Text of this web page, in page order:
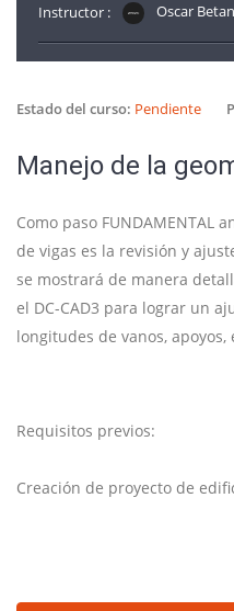
Instructor : Oscar
Estado del curso: Pendiente
Manejo de la
Como paso FUNDAMENTAL
de vigas es la revisión y
se mostrará de manera
el DC-CAD3 para lograr un
longitudes de vanos,
Requisitos previos:
Creación de proyecto de